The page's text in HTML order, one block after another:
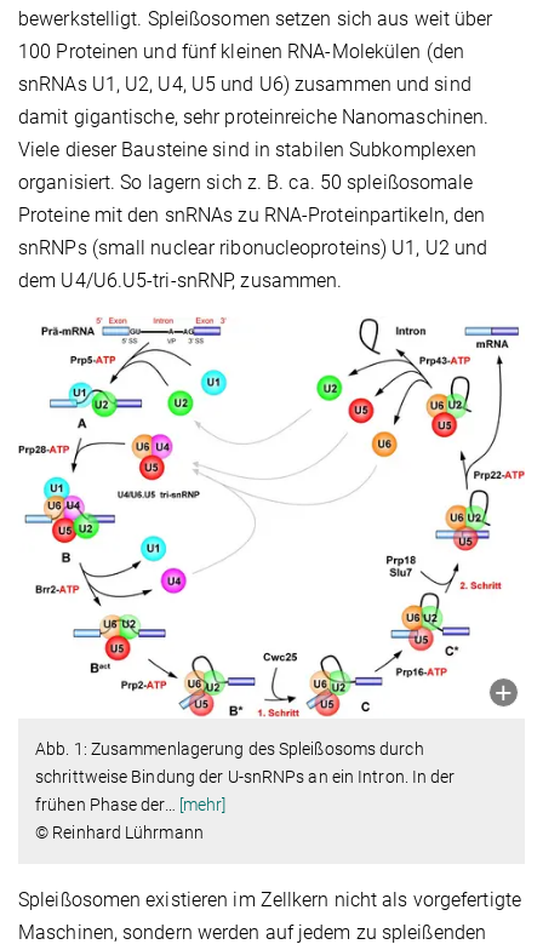
bewerkstelligt. Spleißosomen setzen sich aus weit über
100 Proteinen und fünf kleinen RNA-Molekülen (den
snRNAs U1, U2, U4, U5 und U6) zusammen und sind
damit gigantische, sehr proteinreiche Nanomaschinen.
Viele dieser Bausteine sind in stabilen Subkomplexen
organisiert. So lagern sich z. B. ca. 50 spleißosomale
Proteine mit den snRNAs zu RNA-Proteinpartikeln, den
snRNPs (small nuclear ribonucleoproteins) U1, U2 und
dem U4/U6.U5-tri-snRNP, zusammen.
Abb. 1: Zusammenlagerung des Spleißosoms durch
schrittweise Bindung der U-snRNPs an ein Intron. In der
frühen Phase der… [mehr]
© Reinhard Lührmann
Spleißosomen existieren im Zellkern nicht als vorgefertigte
Maschinen, sondern werden auf jedem zu spleißenden